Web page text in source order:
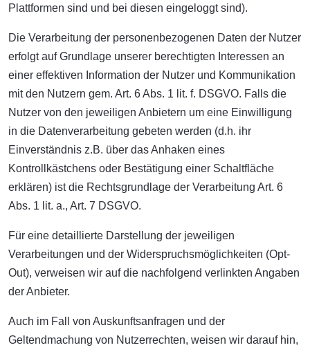
Plattformen sind und bei diesen eingeloggt sind).
Die Verarbeitung der personenbezogenen Daten der Nutzer
erfolgt auf Grundlage unserer berechtigten Interessen an
einer effektiven Information der Nutzer und Kommunikation
mit den Nutzern gem. Art. 6 Abs. 1 lit. f. DSGVO. Falls die
Nutzer von den jeweiligen Anbietern um eine Einwilligung
in die Datenverarbeitung gebeten werden (d.h. ihr
Einverständnis z.B. über das Anhaken eines
Kontrollkästchens oder Bestätigung einer Schaltfläche
erklären) ist die Rechtsgrundlage der Verarbeitung Art. 6
Abs. 1 lit. a., Art. 7 DSGVO.
Für eine detaillierte Darstellung der jeweiligen
Verarbeitungen und der Widerspruchsmöglichkeiten (Opt-
Out), verweisen wir auf die nachfolgend verlinkten Angaben
der Anbieter.
Auch im Fall von Auskunftsanfragen und der
Geltendmachung von Nutzerrechten, weisen wir darauf hin,